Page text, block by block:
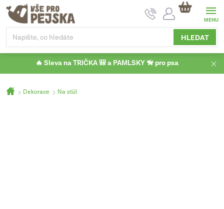
Přejít
obsah
HLEDAT
NÁKUPNÍ
KOŠÍK
🔥 Sleva na TRIČKA 🎒 a PAMLSKY 🦮 pro psa
DomůDekorace Na stůl